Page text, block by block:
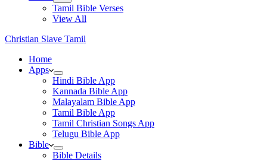
Tamil Bible Verses
View All
Christian Slave Tamil
Home
Apps
Hindi Bible App
Kannada Bible App
Malayalam Bible App
Tamil Bible App
Tamil Christian Songs App
Telugu Bible App
Bible
Bible Details